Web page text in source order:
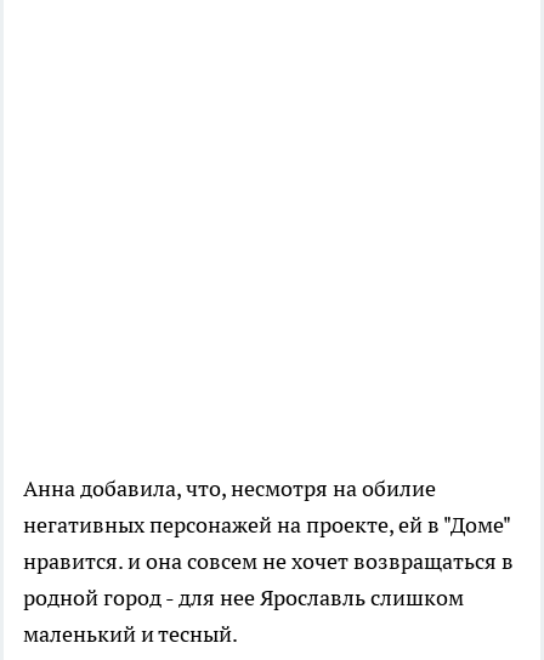
Анна добавила, что, несмотря на обилие
негативных персонажей на проекте, ей в "Доме"
нравится. и она совсем не хочет возвращаться в
родной город - для нее Ярославль слишком
маленький и тесный.